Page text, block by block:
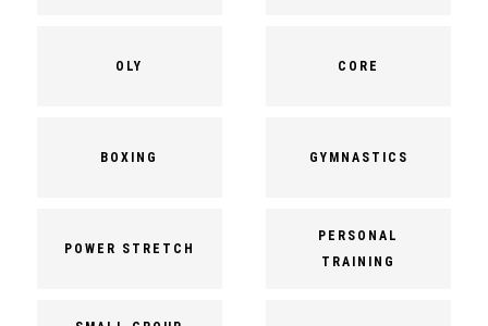
OLY CORE
BOXING GYMNASTICS
POWER STRETCH
PERSONAL
TRAINING